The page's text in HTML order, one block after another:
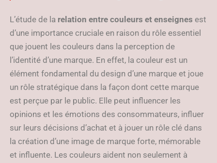
L’étude de la relation entre couleurs et enseignes est
d’une importance cruciale en raison du rôle essentiel
que jouent les couleurs dans la perception de
l’identité d’une marque. En effet, la couleur est un
élément fondamental du design d’une marque et joue
un rôle stratégique dans la façon dont cette marque
est perçue par le public. Elle peut influencer les
opinions et les émotions des consommateurs, influer
sur leurs décisions d’achat et à jouer un rôle clé dans
la création d’une image de marque forte, mémorable
et influente. Les couleurs aident non seulement à